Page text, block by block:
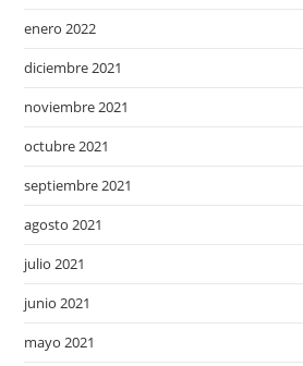
enero 2022
diciembre 2021
noviembre 2021
octubre 2021
septiembre 2021
agosto 2021
julio 2021
junio 2021
mayo 2021